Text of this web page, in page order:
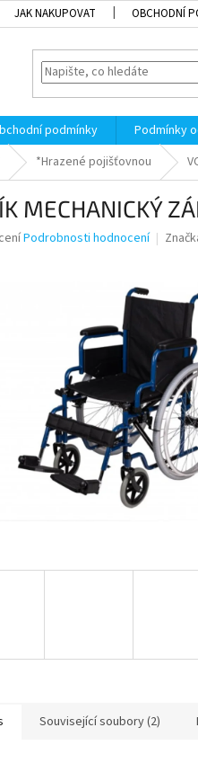
JAK NAKUPOVAT OBCHODNÍ
podmínky Podmínky
*Hrazené pojišťovnou
MECHANICKÝ
Podrobnosti hodnocení
Související soubory (2)